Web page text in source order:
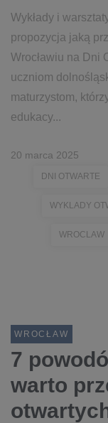
Wykłady i
propozycja jaką
Wrocławiu na Dni
uczniom
maturzystom,
edukacy...
20 marca 2025
DNI OTWARTE
WYKLADY
WROCLAW
WROCŁAW
7
warto